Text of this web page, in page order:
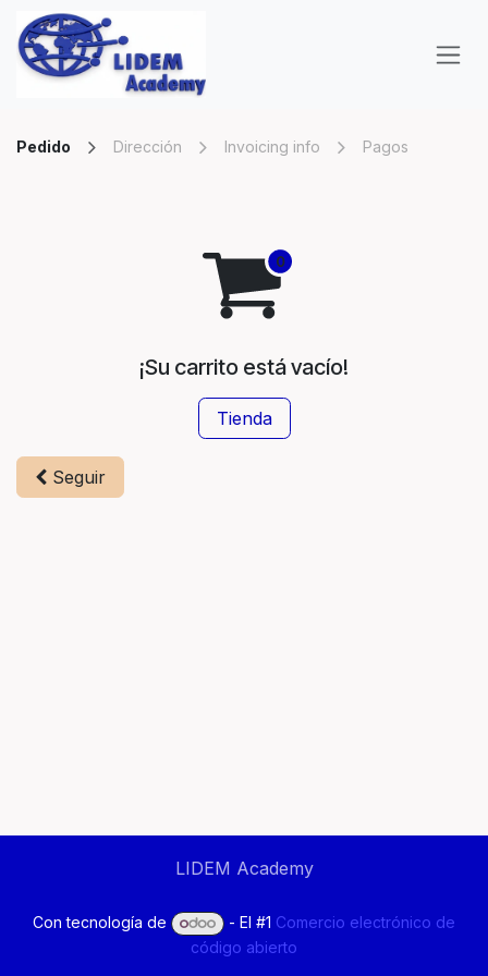
Ir al contenido
Pedido Dirección Invoicing info Pagos
¡Su carrito está vacío!
Tienda
Seguir
LIDEM Academy
Con tecnología de - El #1 Comercio electrónico de
código abierto